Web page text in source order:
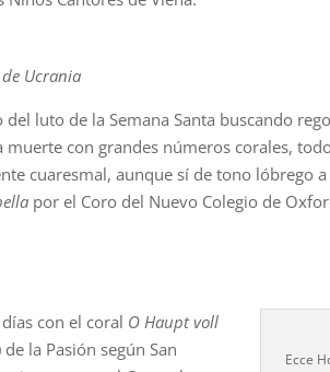
Ucrania
luto de la Semana Santa buscando
con grandes números corales,
cuaresmal, aunque sí de tono lóbrego
por el Coro del Nuevo Colegio de
Ecce
con el coral O Haupt voll
la Pasión según San